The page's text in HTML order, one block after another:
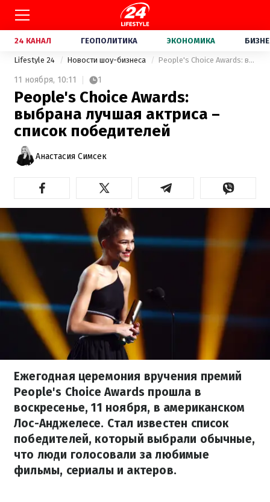
24 КАНАЛ ГЕОПОЛИТИКА ЭКОНОМИКА
Lifestyle 24 Новости шоу-бизнеса People's Choice Awards: выбрана лучшая актриса – список победителей
11 ноября, 10:11 1
People's Choice Awards:
выбрана лучшая актриса –
список победителей
Анастасия Симсек
Ежегодная церемония вручения премий
People's Choice Awards прошла в
воскресенье, 11 ноября, в американском
Лос-Анджелесе. Стал известен список
победителей, который выбрали обычные,
что люди голосовали за любимые
фильмы, сериалы и актеров.